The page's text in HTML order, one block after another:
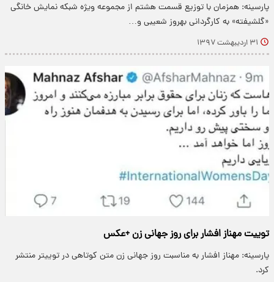
پارسینه: همزمان با توزیع قسمت هشتم از مجموعه ویژه شبکه نمایش خانگی
«گلشیفته» به کارگردانی بهروز شعیبی و…
۳۱ اردیبهشت ۱۳۹۷
توییت مهناز افشار برای روز جهانی زن +عکس
پارسینه: مهناز افشار به مناسبت روز جهانی زن متن کوتاهی در توییتر منتشر
کرد.